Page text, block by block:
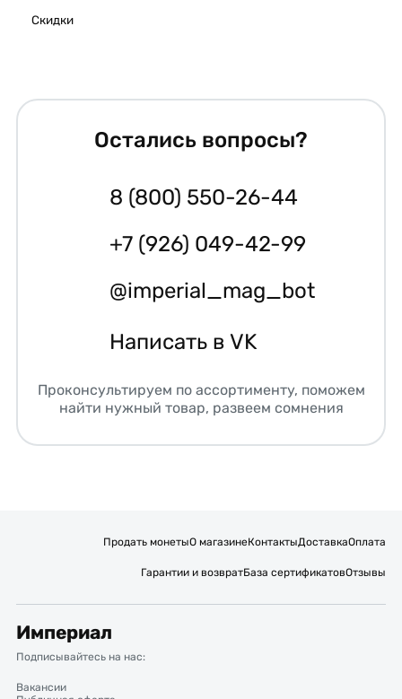
Скидки
Остались вопросы?
8 (800) 550-26-44
+7 (926) 049-42-99
@imperial_mag_bot
Написать в VK
Проконсультируем по ассортименту, поможем
найти нужный товар, развеем сомнения
Продать монетыО магазинеКонтактыДоставкаОплата
Гарантии и возвратБаза сертификатовОтзывы
Империал
Подписывайтесь на нас:
Вакансии